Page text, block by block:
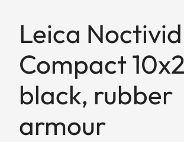
Leica Noctivid
Compact
black, rubber
armour